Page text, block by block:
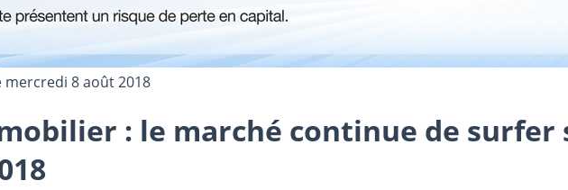
mercredi 8 août 2018
: le marché continue de surfer